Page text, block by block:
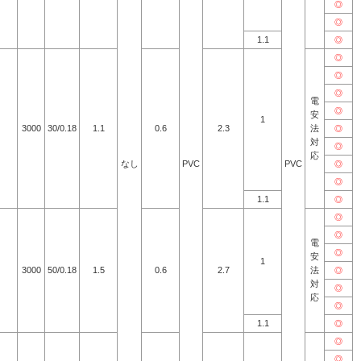
なし PVC PVC
◎
◎
1.1 ◎
3000 30/0.18 1.1 0.6 2.3
1
電
安
法
対
応
◎
◎
◎
◎
◎
◎
◎
◎
1.1 ◎
3000 50/0.18 1.5 0.6 2.7
1
電
安
法
対
応
◎
◎
◎
◎
◎
◎
1.1
◎
◎